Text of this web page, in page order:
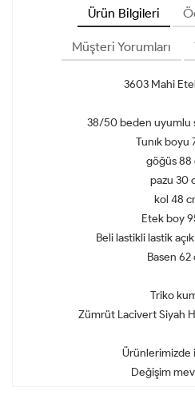
Ürün Bilgileri
Müşteri Yorumları
3603 Mahi
38/50 beden uyumlu
Tunık boyu
göğüs 88
pazu 30
kol 48
Etek boy
Beli lastikli lastik
Basen 62
Triko
Zümrüt Lacivert Siyah
Ürünlerimizde
Değişim